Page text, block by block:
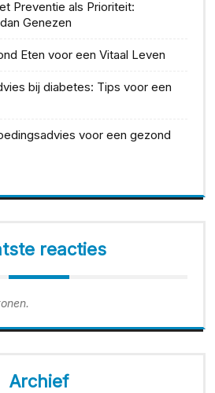
Preventie als Prioriteit:
Genezen
Eten voor een Vitaal Leven
bij diabetes: Tips voor een
voor een gezond
reacties
Archief